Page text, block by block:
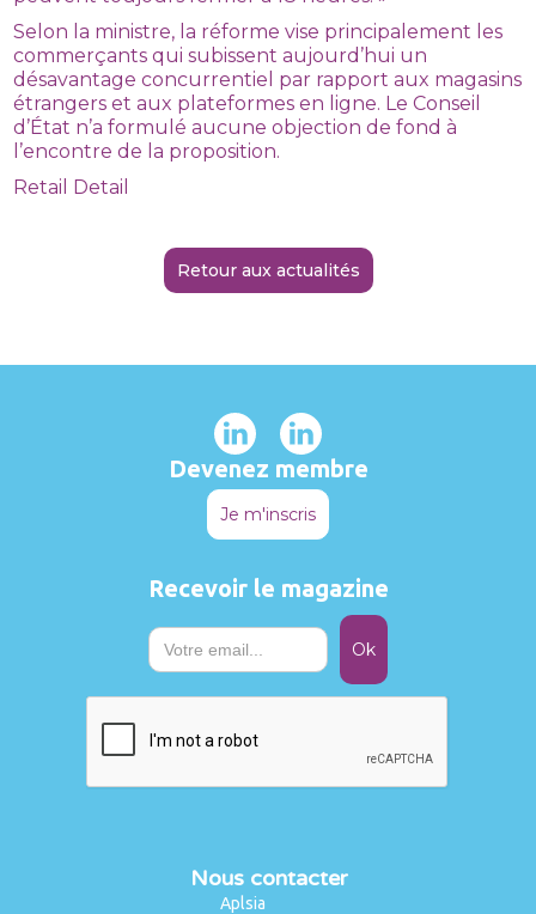
Selon la ministre, la réforme vise principalement les
commerçants qui subissent aujourd’hui un
désavantage concurrentiel par rapport aux magasins
étrangers et aux plateformes en ligne. Le Conseil
d’État n’a formulé aucune objection de fond à
l’encontre de la proposition.
Retail Detail
Retour aux actualités
Devenez membre
Je m'inscris
Recevoir le magazine
Nous contacter
Aplsia